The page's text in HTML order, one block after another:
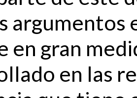
argumentos
en gran
en las